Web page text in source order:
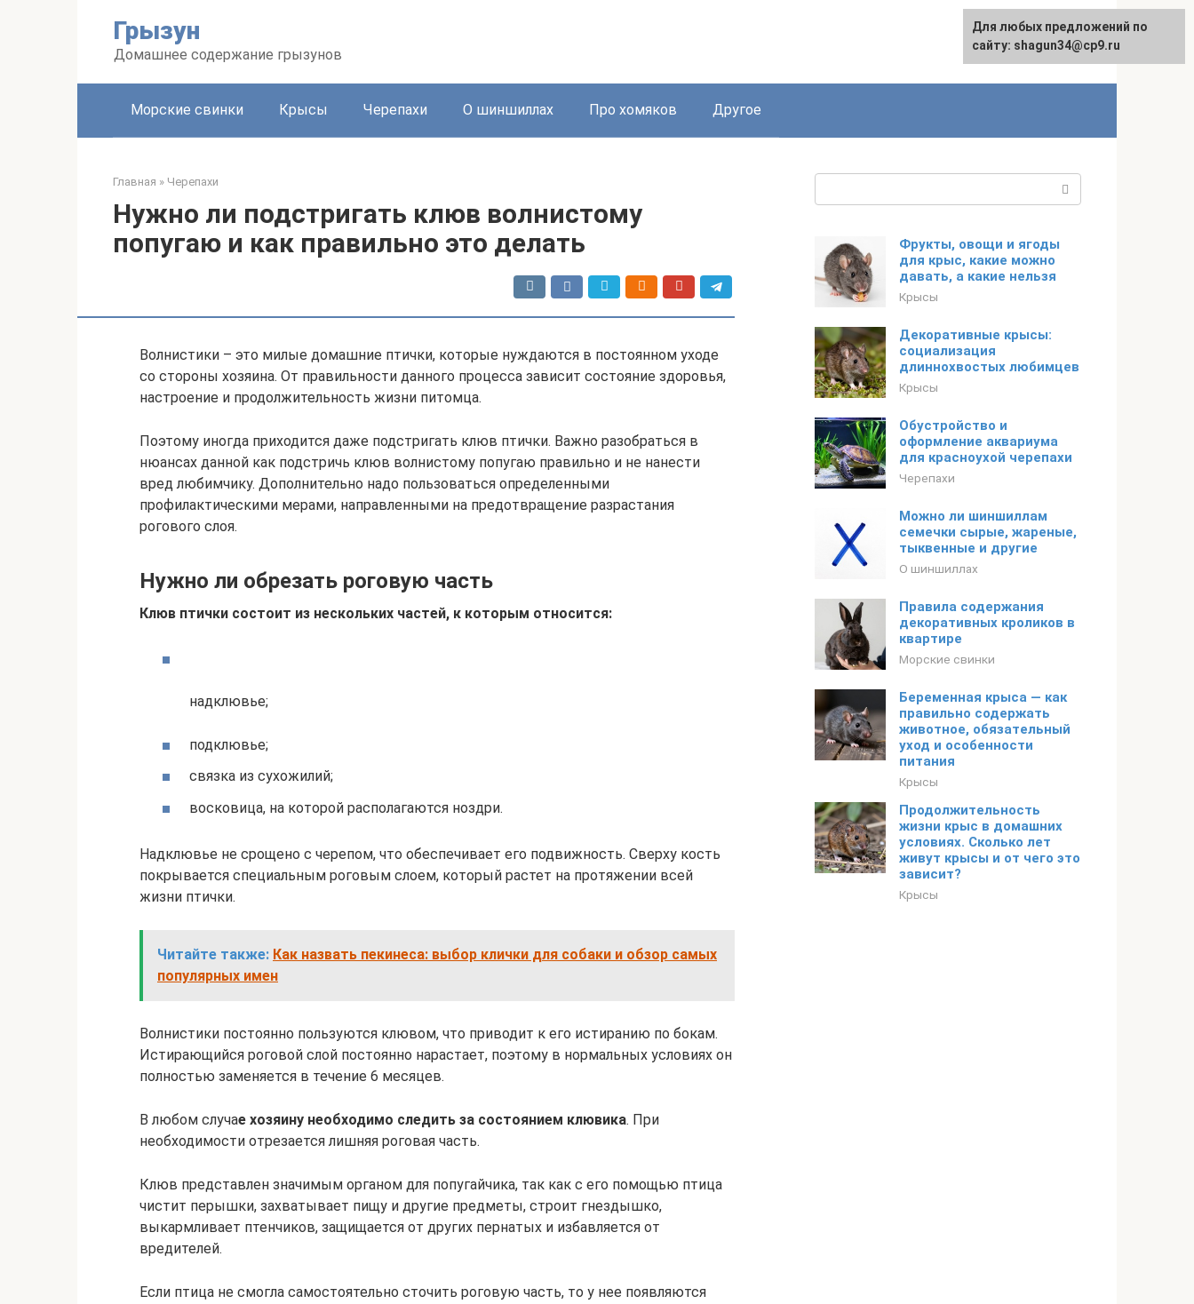
Грызун
Домашнее содержание грызунов
Морские свинки Крысы Черепахи О шиншиллах Про хомяков Другое
Главная » Черепахи
Нужно ли подстригать клюв волнистому
попугаю и как правильно это делать
Волнистики – это милые домашние птички, которые нуждаются в постоянном уходе
со стороны хозяина. От правильности данного процесса зависит состояние здоровья,
настроение и продолжительность жизни питомца.
Поэтому иногда приходится даже подстригать клюв птички. Важно разобраться в
нюансах данной как подстричь клюв волнистому попугаю правильно и не нанести
вред любимчику. Дополнительно надо пользоваться определенными
профилактическими мерами, направленными на предотвращение разрастания
рогового слоя.
Нужно ли обрезать роговую часть
Клюв птички состоит из нескольких частей, к которым относится:
надклювье;
подклювье;
связка из сухожилий;
восковица, на которой располагаются ноздри.
Надклювье не срощено с черепом, что обеспечивает его подвижность. Сверху кость
покрывается специальным роговым слоем, который растет на протяжении всей
жизни птички.
Читайте также: Как назвать пекинеса: выбор клички для собаки и обзор самых
популярных имен
Волнистики постоянно пользуются клювом, что приводит к его истиранию по бокам.
Истирающийся роговой слой постоянно нарастает, поэтому в нормальных условиях он
полностью заменяется в течение 6 месяцев.
В любом случае хозяину необходимо следить за состоянием клювика. При
необходимости отрезается лишняя роговая часть.
Клюв представлен значимым органом для попугайчика, так как с его помощью птица
чистит перышки, захватывает пищу и другие предметы, строит гнездышко,
выкармливает птенчиков, защищается от других пернатых и избавляется от
вредителей.
Если птица не смогла самостоятельно сточить роговую часть, то у нее появляются
Фрукты, овощи и ягоды
для крыс, какие можно
давать, а какие нельзя
Крысы
Декоративные крысы:
социализация
длиннохвостых любимцев
Крысы
Обустройство и
оформление аквариума
для красноухой черепахи
Черепахи
Можно ли шиншиллам
семечки сырые, жареные,
тыквенные и другие
О шиншиллах
Правила содержания
декоративных кроликов в
квартире
Морские свинки
Беременная крыса — как
правильно содержать
животное, обязательный
уход и особенности
питания
Крысы
Продолжительность
жизни крыс в домашних
условиях. Сколько лет
живут крысы и от чего это
зависит?
Крысы
Для любых предложений по
сайту: shagun34@cp9.ru